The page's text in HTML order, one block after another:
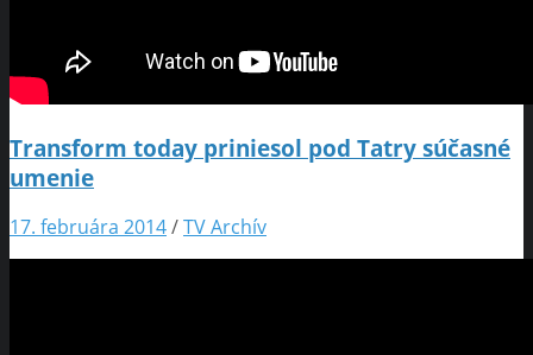
Transform today priniesol pod Tatry súčasné
umenie
17. februára 2014/TV Archív